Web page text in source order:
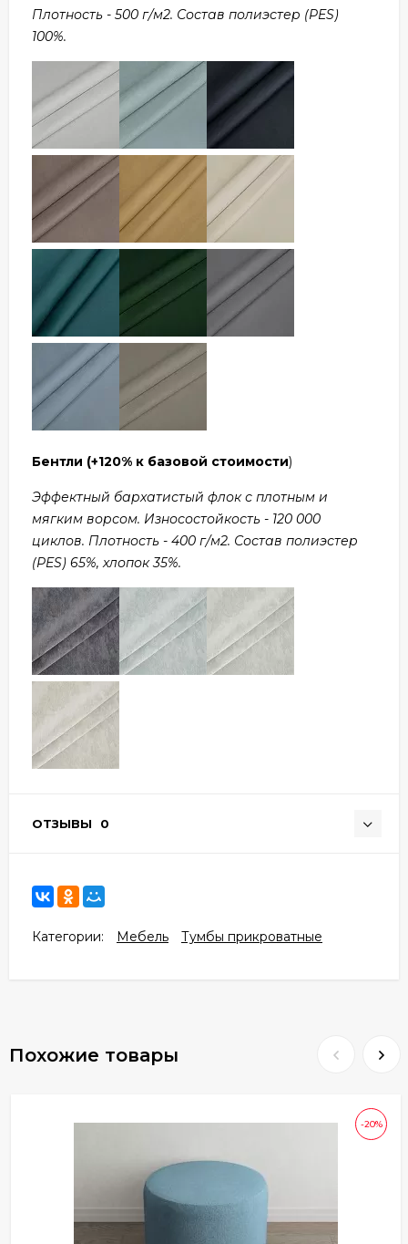
Плотность - 500 г/м2. Состав полиэстер (PES)
100%.
Бентли (+120% к базовой стоимости)
Эффектный бархатистый флок с плотным и
мягким ворсом. Износостойкость - 120 000
циклов. Плотность - 400 г/м2. Состав полиэстер
(PES) 65%, хлопок 35%.
ОТЗЫВЫ 0
Категории: Мебель Тумбы прикроватные
Похожие товары
-20%